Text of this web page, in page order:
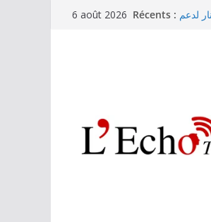
Passer6 août 2026 Récents : 8.425 مليون دينار لدعم